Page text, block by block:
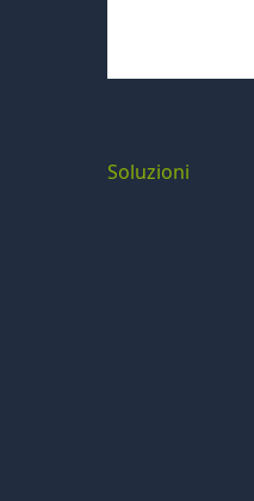
Soluzioni